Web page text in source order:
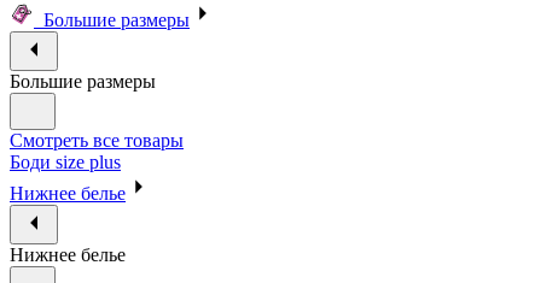
Большие размеры
Большие размеры
Смотреть все товары
Боди size plus
Нижнее белье
Нижнее белье